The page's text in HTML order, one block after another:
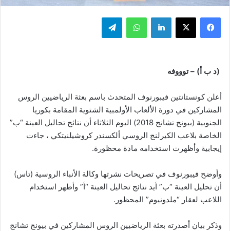
فيسبوك ‫X لينكدإن واتساب تيلقرام
(د ب أ) – توووفه
أعلن كونستانتين فيبورنوف المتحدث باسم بعثة الرياضيين الروس
المشاركين في دورة الألعاب الأولمبية الشتوية المقامة بكوريا
الجنوبية (بيونج تشانج 2018) اليوم الثلاثاء أن نتائج تحاليل العينة “ب”
الخاصة بلاعب الكيرلنج الروسي ألكسندر كروشيلنيتكي ، جاءت
إيجابية وأظهرت استخدامه مادة محظورة.
وأوضح فيبورنوف في تصريحات نشرتها وكالة الأنباء الروسية (تاس)
أن تحليل العينة “ب” أيد نتائج تحاليل العينة “أ” وأظهر استخدام
اللاعب لعقار “ملدونيوم” المحظور.
وذكر بيان أصدرته بعثة الرياضيين الروس المشاركين في بيونج تشانج